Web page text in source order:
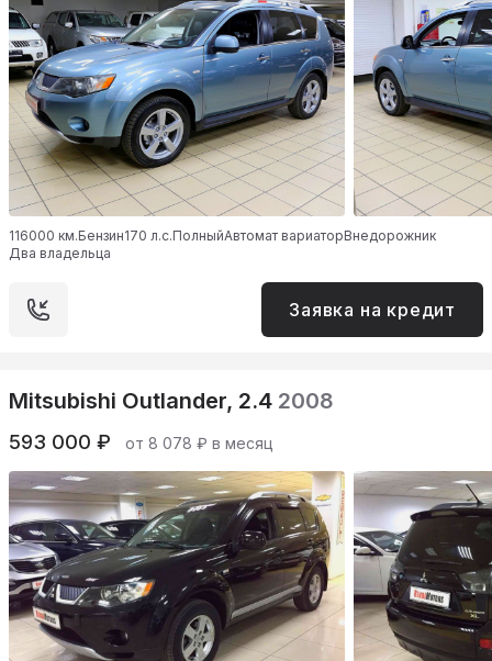
116000 км.Бензин170 л.с.ПолныйАвтомат вариаторВнедорожник
Два владельца
Заявка на кредит
Mitsubishi Outlander, 2.4 2008
593 000 ₽ от 8 078 ₽ в месяц